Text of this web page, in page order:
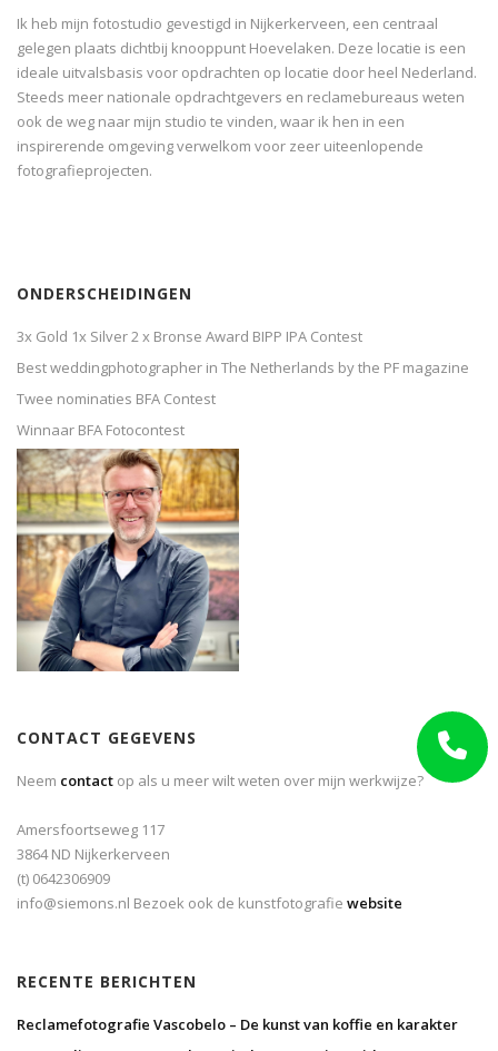
Ik heb mijn fotostudio gevestigd in Nijkerkerveen, een centraal
gelegen plaats dichtbij knooppunt Hoevelaken. Deze locatie is een
ideale uitvalsbasis voor opdrachten op locatie door heel Nederland.
Steeds meer nationale opdrachtgevers en reclamebureaus weten
ook de weg naar mijn studio te vinden, waar ik hen in een
inspirerende omgeving verwelkom voor zeer uiteenlopende
fotografieprojecten.
ONDERSCHEIDINGEN
3x Gold 1x Silver 2 x Bronse Award BIPP IPA Contest
Best weddingphotographer in The Netherlands by the PF magazine
Twee nominaties BFA Contest
Winnaar BFA Fotocontest
CONTACT GEGEVENS
Neem contact op als u meer wilt weten over mijn werkwijze?
Amersfoortseweg 117
3864 ND Nijkerkerveen
(t) 0642306909
info@siemons.nl Bezoek ook de kunstfotografie website
RECENTE BERICHTEN
Reclamefotografie Vascobelo – De kunst van koffie en karakter